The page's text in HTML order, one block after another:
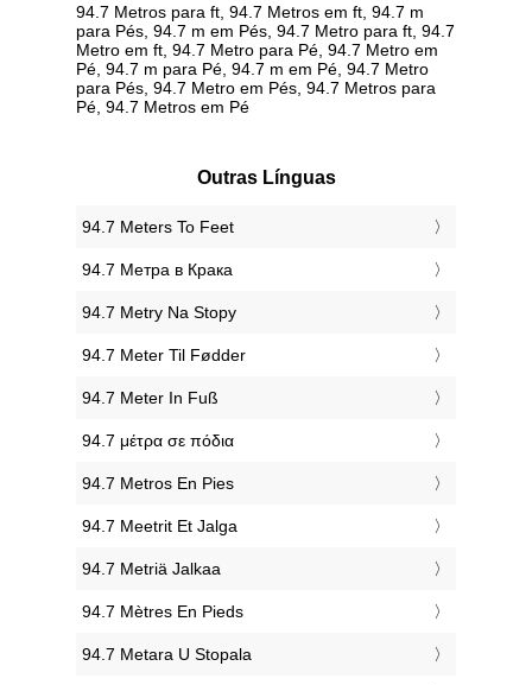
94.7 Metros para ft, 94.7 Metros em ft, 94.7 m
para Pés, 94.7 m em Pés, 94.7 Metro para ft, 94.7
Metro em ft, 94.7 Metro para Pé, 94.7 Metro em
Pé, 94.7 m para Pé, 94.7 m em Pé, 94.7 Metro
para Pés, 94.7 Metro em Pés, 94.7 Metros para
Pé, 94.7 Metros em Pé
Outras Línguas
‎94.7 Meters To Feet
‎94.7 Метра в Крака
‎94.7 Metry Na Stopy
‎94.7 Meter Til Fødder
‎94.7 Meter In Fuß
‎94.7 μέτρα σε πόδια
‎94.7 Metros En Pies
‎94.7 Meetrit Et Jalga
‎94.7 Metriä Jalkaa
‎94.7 Mètres En Pieds
‎94.7 Metara U Stopala